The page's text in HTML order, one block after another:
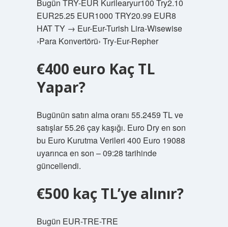
Bugün TRY-EUR Kurilearyur100 Try2.10
EUR25.25 EUR1000 TRY20.99 EUR8
HAT TY → Eur-Eur-Turish Lira-Wisewise
›Para Konvertörü› Try-Eur-Repher
€400 euro Kaç TL
Yapar?
Bugünün satın alma oranı 55.2459 TL ve
satışlar 55.26 çay kaşığı. Euro Dry en son
bu Euro Kurutma Verileri 400 Euro 19088
uyarınca en son – 09:28 tarihinde
güncellendi.
€500 kaç TL’ye alınır?
Bugün EUR-TRE-TRE